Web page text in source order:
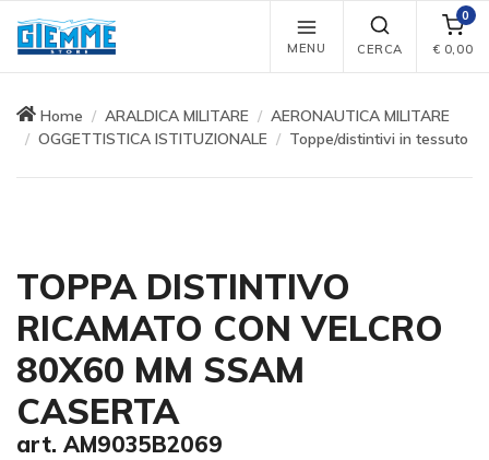
MENU CERCA
0
€ 0,00
Home ARALDICA MILITARE
AERONAUTICA MILITARE
OGGETTISTICA ISTITUZIONALE
Toppe/distintivi in tessuto
TOPPA DISTINTIVO
RICAMATO CON VELCRO
80X60 MM SSAM
CASERTA
art. AM9035B2069